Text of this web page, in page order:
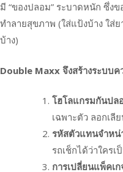
มี “ของปลอม” ระบาดหนัก ซึ่ง
ทำลายสุขภาพ (ใส่แป้งบ้าง ใส่
บ้าง)
Double Maxx จึงสร้างระบบ
โฮโลแกรมกันปล
เฉพาะตัว ลอกเลี
รหัสตัวแทนจำหน่
รถเช็กได้ว่าใครเ
การเปลี่ยนแพ็คเก